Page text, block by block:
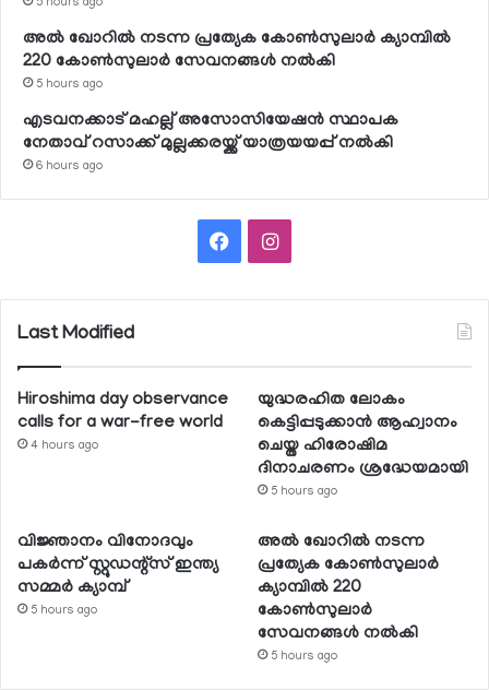
5 hours ago
അല്‍ ഖോറില്‍ നടന്ന പ്രത്യേക കോണ്‍സുലാര്‍ ക്യാമ്പില്‍
220 കോണ്‍സുലാര്‍ സേവനങ്ങള്‍ നല്‍കി
5 hours ago
എടവനക്കാട് മഹല്ല് അസോസിയേഷന്‍ സ്ഥാപക
നേതാവ് റസാക്ക് മുല്ലക്കരയ്ക്ക് യാത്രയയപ്പ് നല്‍കി
6 hours ago
FacebookInstagram
Last Modified
Hiroshima day observance
calls for a war-free world
4 hours ago
യുദ്ധരഹിത ലോകം
കെട്ടിപ്പടുക്കാന്‍ ആഹ്വാനം
ചെയ്ത ഹിരോഷിമ
ദിനാചരണം ശ്രദ്ധേയമായി
5 hours ago
വിജ്ഞാനം വിനോദവും
പകര്‍ന്ന് സ്റ്റുഡന്റ്‌സ് ഇന്ത്യ
സമ്മര്‍ ക്യാമ്പ്
5 hours ago
അല്‍ ഖോറില്‍ നടന്ന
പ്രത്യേക കോണ്‍സുലാര്‍
ക്യാമ്പില്‍ 220
കോണ്‍സുലാര്‍
സേവനങ്ങള്‍ നല്‍കി
5 hours ago